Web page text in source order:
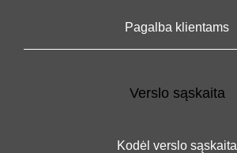
Pagalba klientams
Verslo sąskaita
Kodėl verslo sąskaita